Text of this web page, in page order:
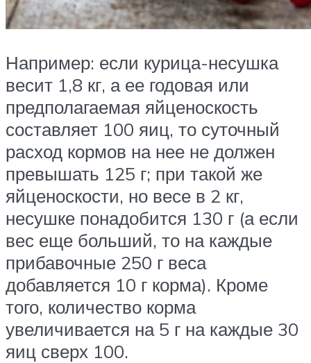
Например: если курица-несушка
весит 1,8 кг, а ее годовая или
предполагаемая яйценоскость
составляет 100 яиц, то суточный
расход кормов на нее не должен
превышать 125 г; при такой же
яйценоскости, но весе в 2 кг,
несушке понадобится 130 г (а если
вес еще больший, то на каждые
прибавочные 250 г веса
добавляется 10 г корма). Кроме
того, количество корма
увеличивается на 5 г на каждые 30
яиц сверх 100.